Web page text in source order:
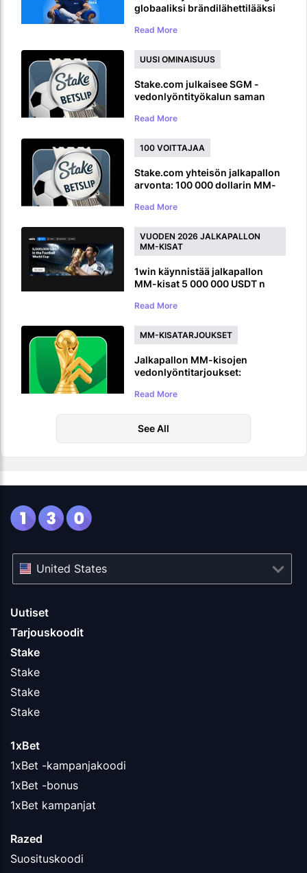
globaaliksi brändilähettilääksi
Read More
UUSI OMINAISUUS
Stake.com julkaisee SGM -
vedonlyöntityökalun saman
Read More
100 VOITTAJAA
Stake.com yhteisön jalkapallon
arvonta: 100 000 dollarin MM-
Read More
VUODEN 2026 JALKAPALLON
MM-KISAT
1win käynnistää jalkapallon
MM-kisat 5 000 000 USDT n
Read More
MM-KISATARJOUKSET
Jalkapallon MM-kisojen
vedonlyöntitarjoukset:
vedonlyöntitarjoukset MM-
Read More
See All
Uutiset
Tarjouskoodit
Stake
Stake
Stake
Stake
1xBet
1xBet -kampanjakoodi
1xBet -bonus
1xBet kampanjat
Razed
Suosituskoodi
United States